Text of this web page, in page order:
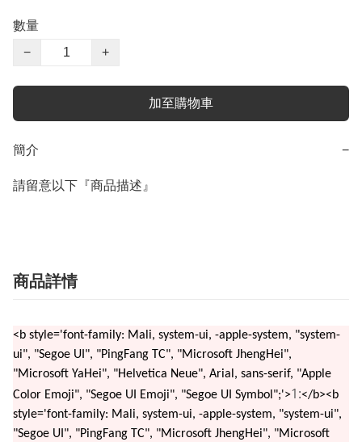
數量
−
+
加至購物車
簡介 −
請留意以下『商品描述』
商品詳情
<b style='font-family: Mali, system-ui, -apple-system, "system-
ui", "Segoe UI", "PingFang TC", "Microsoft JhengHei",
"Microsoft YaHei", "Helvetica Neue", Arial, sans-serif, "Apple
Color Emoji", "Segoe UI Emoji", "Segoe UI Symbol";'>1:</b><b
style='font-family: Mali, system-ui, -apple-system, "system-ui",
"Segoe UI", "PingFang TC", "Microsoft JhengHei", "Microsoft